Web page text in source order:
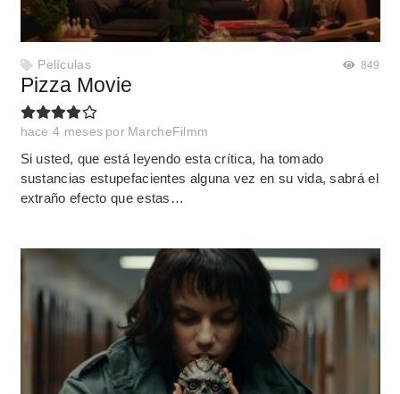
Películas 849
Pizza Movie
hace 4 meses por MarcheFilmm
Si usted, que está leyendo esta crítica, ha tomado
sustancias estupefacientes alguna vez en su vida, sabrá el
extraño efecto que estas…